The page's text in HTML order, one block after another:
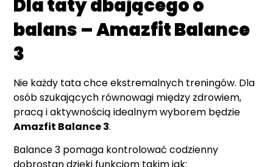
Dla taty dbającego o
balans – Amazfit Balance
3
Nie każdy tata chce ekstremalnych treningów. Dla
osób szukających równowagi między zdrowiem,
pracą i aktywnością idealnym wyborem będzie
Amazfit Balance 3.
Balance 3 pomaga kontrolować codzienny